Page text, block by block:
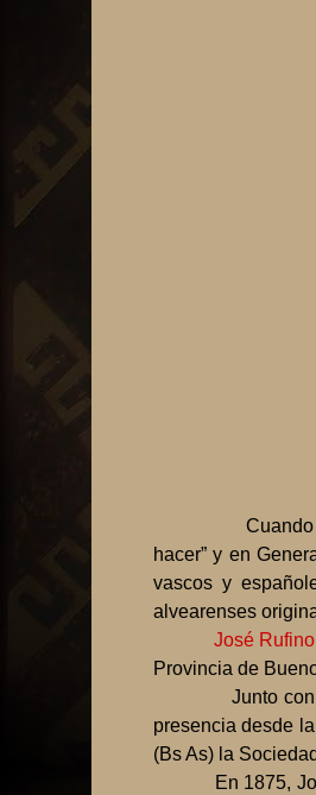
Cuando se
hacer” y en
vascos y
alvearenses
José
Provincia de
Junto
presencia desde
(Bs As) la
En 1875,